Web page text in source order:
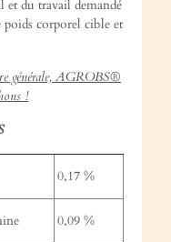
et du travail demandé
poids corporel cible et
générale, AGROBS®
!
0,17 %
0,09 %